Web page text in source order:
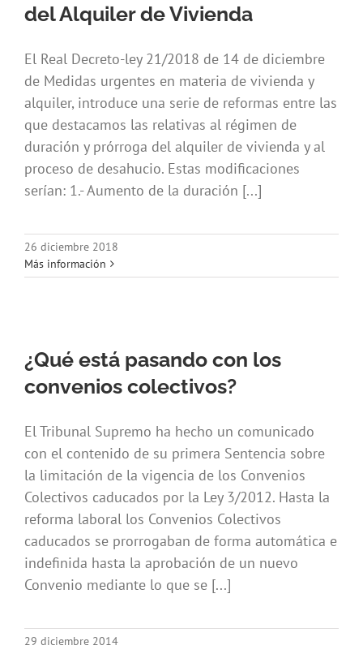
del Alquiler de Vivienda
El Real Decreto-ley 21/2018 de 14 de diciembre
de Medidas urgentes en materia de vivienda y
alquiler, introduce una serie de reformas entre las
que destacamos las relativas al régimen de
duración y prórroga del alquiler de vivienda y al
proceso de desahucio. Estas modificaciones
serían: 1.- Aumento de la duración [...]
26 diciembre 2018
Más información
¿Qué está pasando con los
convenios colectivos?
El Tribunal Supremo ha hecho un comunicado
con el contenido de su primera Sentencia sobre
la limitación de la vigencia de los Convenios
Colectivos caducados por la Ley 3/2012. Hasta la
reforma laboral los Convenios Colectivos
caducados se prorrogaban de forma automática e
indefinida hasta la aprobación de un nuevo
Convenio mediante lo que se [...]
29 diciembre 2014